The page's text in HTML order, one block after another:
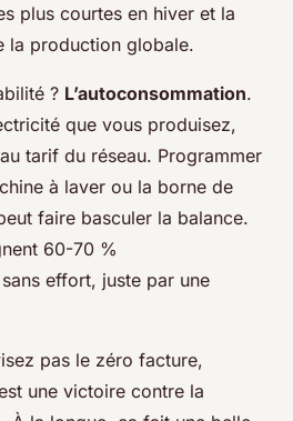
plus courtes en hiver et la
la production globale.
? L’autoconsommation.
que vous produisez,
tarif du réseau. Programmer
à laver ou la borne de
faire basculer la balance.
60-70 %
effort, juste par une
pas le zéro facture,
une victoire contre la